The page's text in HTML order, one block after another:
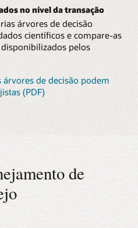
no nível da transação
árvores de decisão
científicos e compare-as
pelos
árvores de decisão podem
(PDF)
de